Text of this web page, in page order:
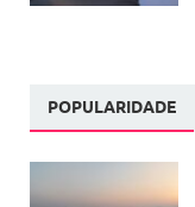
POPULARIDADE